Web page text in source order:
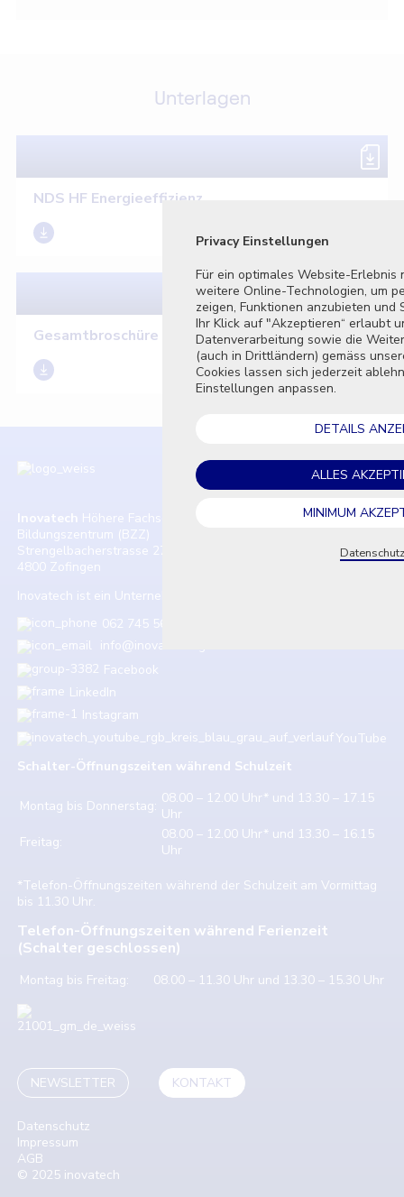
Unterlagen
NDS HF Energieeffizienz
Gesamtbroschüre
Inovatech Höhere Fachschule
Bildungszentrum (BZZ)
Strengelbacherstrasse 27
4800 Zofingen
Inovatech ist ein Unternehmen der Weiterbildung Zofingen AG.
062 745 56 80
info@inova-zofingen.ch
Facebook
LinkedIn
Instagram
YouTube
Schalter-Öffnungszeiten während Schulzeit
Montag bis Donnerstag: 08.00 – 12.00 Uhr* und 13.30 – 17.15
Uhr
Freitag:
08.00 – 12.00 Uhr* und 13.30 – 16.15
Uhr
*Telefon-Öffnungszeiten während der Schulzeit am Vormittag
bis 11.30 Uhr.
Telefon-Öffnungszeiten während Ferienzeit
(Schalter geschlossen)
Montag bis Freitag: 08.00 – 11.30 Uhr und 13.30 – 15.30 Uhr
NEWSLETTER KONTAKT
© 2025 inovatech
AGB
Impressum
Datenschutz
Privacy Einstellungen
Für ein optimales Website-Erlebnis
weitere Online-Technologien, um
zeigen, Funktionen anzubieten und
Ihr Klick auf "Akzeptieren“ erlaubt
Datenverarbeitung sowie die
(auch in Drittländern) gemäss
Cookies lassen sich jederzeit
Einstellungen anpassen.
DETAILS
ALLES
MINIMUM
Datenschutz